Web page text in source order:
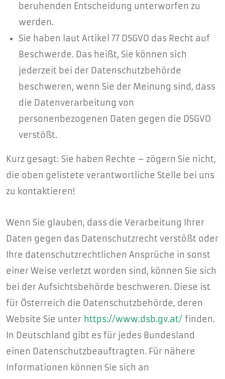
beruhenden Entscheidung unterworfen zu
werden.
Sie haben laut Artikel 77 DSGVO das Recht auf
Beschwerde. Das heißt, Sie können sich
jederzeit bei der Datenschutzbehörde
beschweren, wenn Sie der Meinung sind, dass
die Datenverarbeitung von
personenbezogenen Daten gegen die DSGVO
verstößt.
Kurz gesagt: Sie haben Rechte – zögern Sie nicht,
die oben gelistete verantwortliche Stelle bei uns
zu kontaktieren!
Wenn Sie glauben, dass die Verarbeitung Ihrer
Daten gegen das Datenschutzrecht verstößt oder
Ihre datenschutzrechtlichen Ansprüche in sonst
einer Weise verletzt worden sind, können Sie sich
bei der Aufsichtsbehörde beschweren. Diese ist
für Österreich die Datenschutzbehörde, deren
Website Sie unter https://www.dsb.gv.at/ finden.
In Deutschland gibt es für jedes Bundesland
einen Datenschutzbeauftragten. Für nähere
Informationen können Sie sich an